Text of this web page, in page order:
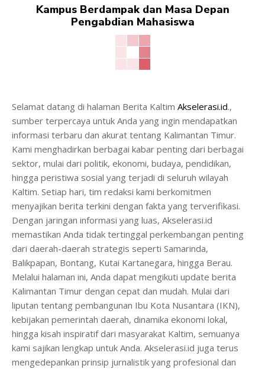
Kampus Berdampak dan Masa Depan
Pengabdian Mahasiswa
Selamat datang di halaman Berita Kaltim Akselerasi.id.,
sumber terpercaya untuk Anda yang ingin mendapatkan
informasi terbaru dan akurat tentang Kalimantan Timur.
Kami menghadirkan berbagai kabar penting dari berbagai
sektor, mulai dari politik, ekonomi, budaya, pendidikan,
hingga peristiwa sosial yang terjadi di seluruh wilayah
Kaltim. Setiap hari, tim redaksi kami berkomitmen
menyajikan berita terkini dengan fakta yang terverifikasi.
Dengan jaringan informasi yang luas, Akselerasi.id
memastikan Anda tidak tertinggal perkembangan penting
dari daerah-daerah strategis seperti Samarinda,
Balikpapan, Bontang, Kutai Kartanegara, hingga Berau.
Melalui halaman ini, Anda dapat mengikuti update berita
Kalimantan Timur dengan cepat dan mudah. Mulai dari
liputan tentang pembangunan Ibu Kota Nusantara (IKN),
kebijakan pemerintah daerah, dinamika ekonomi lokal,
hingga kisah inspiratif dari masyarakat Kaltim, semuanya
kami sajikan lengkap untuk Anda. Akselerasi.id juga terus
mengedepankan prinsip jurnalistik yang profesional dan